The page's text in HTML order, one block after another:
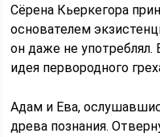
Сёрена Кьеркегора
основателем
он даже не употреблял.
идея первородного
Адам и Ева,
древа познания.